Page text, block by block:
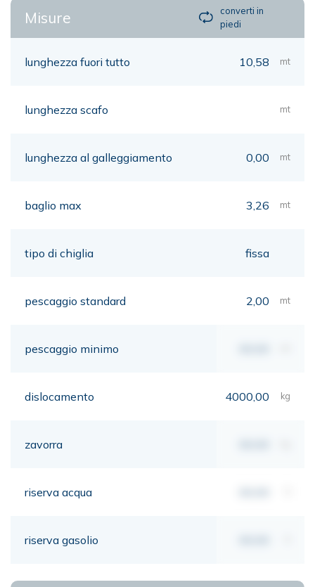
Misure
converti in
piedi
lunghezza fuori tutto 10,58 mt
lunghezza scafo mt
lunghezza al galleggiamento 0,00 mt
baglio max 3,26 mt
tipo di chiglia fissa
pescaggio standard 2,00 mt
pescaggio minimo
dislocamento 4000,00 kg
zavorra
riserva acqua
riserva gasolio